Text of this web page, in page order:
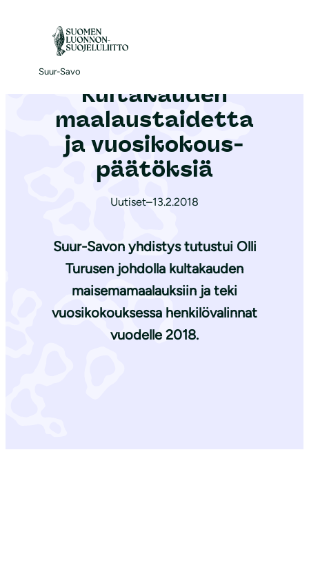
Suur-Savo
Etusivu|Ajankohtaista
Kultakauden
maalaus­taidetta
ja vuosikokous­
päätöksiä
Uutiset–13.2.2018
Suur-Savon yhdistys tutustui Olli
Turusen johdolla kultakauden
maisemamaalauksiin ja teki
vuosikokouksessa henkilövalinnat
vuodelle 2018.